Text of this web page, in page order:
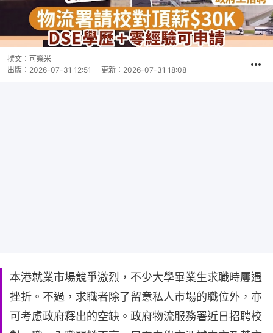
撰文： 可樂米
出版： 2026-07-31 12:51 更新： 2026-07-31 18:08
本港就業市場競爭激烈，不少大學畢業生求職時屢遇
挫折。不過，求職者除了留意私人市場的職位外，亦
可考慮政府釋出的空缺。政府物流服務署近日招聘校